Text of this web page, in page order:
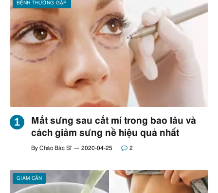
BỆNH THƯỜNG GẶP
Mắt sưng sau cắt mí trong bao lâu và
cách giảm sưng nề hiệu quả nhất
By Chào Bác Sĩ 2020-04-25 2
GIẢM CÂN